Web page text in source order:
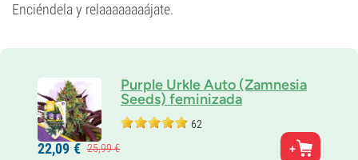
Enciéndela y relaaaaaaaájate.
Purple Urkle Auto (Zamnesia
Seeds) feminizada
62
Padres
Mendocino Purps x Ruderalis
22,09 € 25,99€